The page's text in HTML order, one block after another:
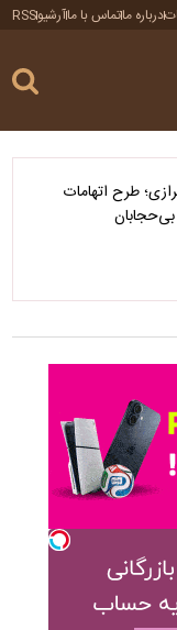
درباره ماتماس با ماآرشیوRSS
طرح اتهامات